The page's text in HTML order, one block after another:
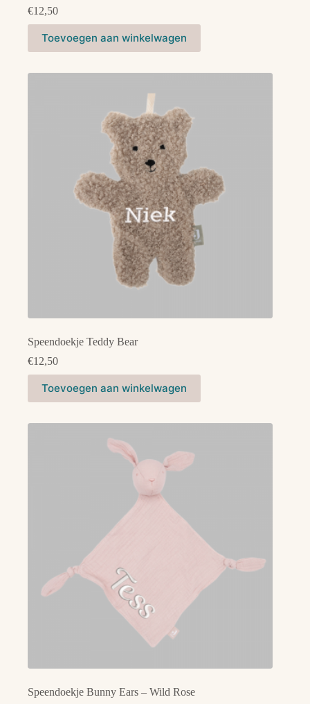
€12,50
Toevoegen aan winkelwagen
Speendoekje Teddy Bear
€12,50
Toevoegen aan winkelwagen
Speendoekje Bunny Ears – Wild Rose